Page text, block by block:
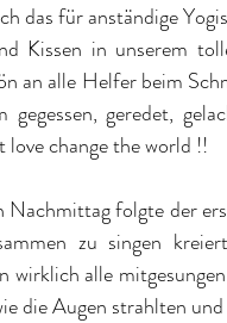
das für anständige
Kissen in unserem
an alle Helfer beim
gegessen, geredet,
love change the world !!
Nachmittag folgte der
zu singen
wirklich alle
die Augen strahlten